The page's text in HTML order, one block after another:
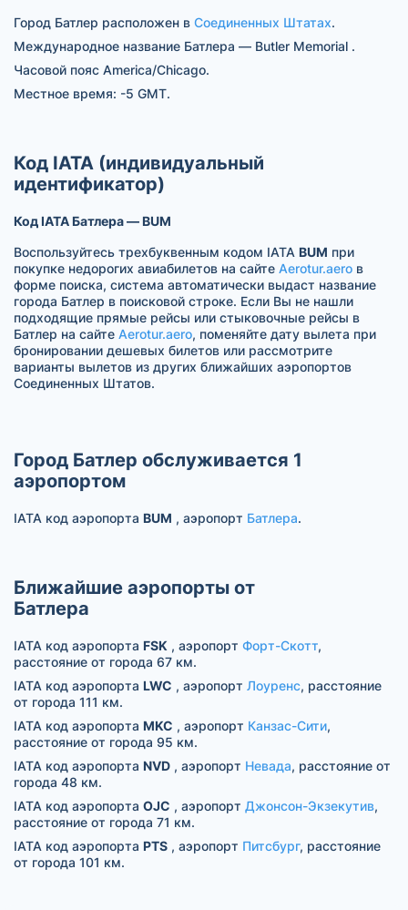
Город Батлер расположен в Соединенных Штатах.
Международное название Батлера — Butler Memorial .
Часовой пояс America/Chicago.
Местное время: -5 GMT.
Код IATA (индивидуальный
идентификатор)
Код IATA Батлера — BUM
Воспользуйтесь трехбуквенным кодом IATA BUM при
покупке недорогих авиабилетов на сайте Aerotur.aero в
форме поиска, система автоматически выдаст название
города Батлер в поисковой строке. Если Вы не нашли
подходящие прямые рейсы или стыковочные рейсы в
Батлер на сайте Aerotur.aero, поменяйте дату вылета при
бронировании дешевых билетов или рассмотрите
варианты вылетов из других ближайших аэропортов
Соединенных Штатов.
Город Батлер обслуживается 1
аэропортом
IATA код аэропорта BUM , аэропорт Батлера.
Ближайшие аэропорты от
Батлера
IATA код аэропорта FSK , аэропорт Форт-Скотт,
расстояние от города 67 км.
IATA код аэропорта LWC , аэропорт Лоуренс, расстояние
от города 111 км.
IATA код аэропорта MKC , аэропорт Канзас-Сити,
расстояние от города 95 км.
IATA код аэропорта NVD , аэропорт Невада, расстояние от
города 48 км.
IATA код аэропорта OJC , аэропорт Джонсон-Экзекутив,
расстояние от города 71 км.
IATA код аэропорта PTS , аэропорт Питсбург, расстояние
от города 101 км.